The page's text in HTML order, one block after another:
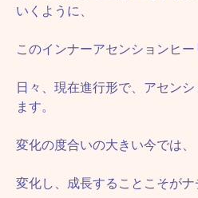
いくように、
このインナーアセンションヒー
日々、現在進行形で、アセン
ます。
変化の度合いの大きい今では、
変化し、成長することこそがナ